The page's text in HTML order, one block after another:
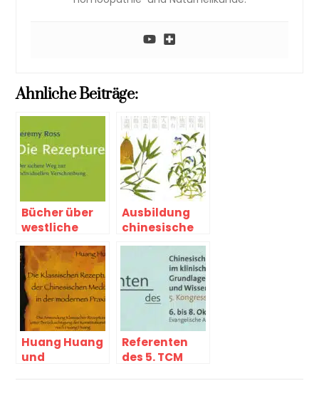
Ahnliche Beiträge:
Bücher über
westliche
Arzneien
Ausbildung
chinesische
Arzneimittelt
herapie
Huang Huang
und
Referenten
des 5. TCM